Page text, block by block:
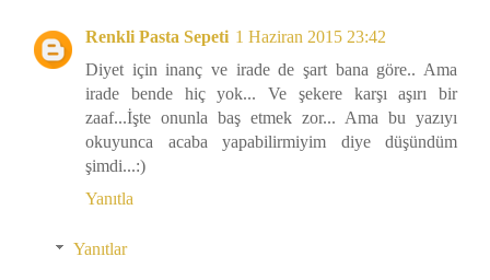
Renkli Pasta Sepeti 1 Haziran 2015 23:42
Diyet için inanç ve irade de şart bana göre.. Ama
irade bende hiç yok... Ve şekere karşı aşırı bir
zaaf...İşte onunla baş etmek zor... Ama bu yazıyı
okuyunca acaba yapabilirmiyim diye düşündüm
şimdi...:)
Yanıtla
Yanıtlar